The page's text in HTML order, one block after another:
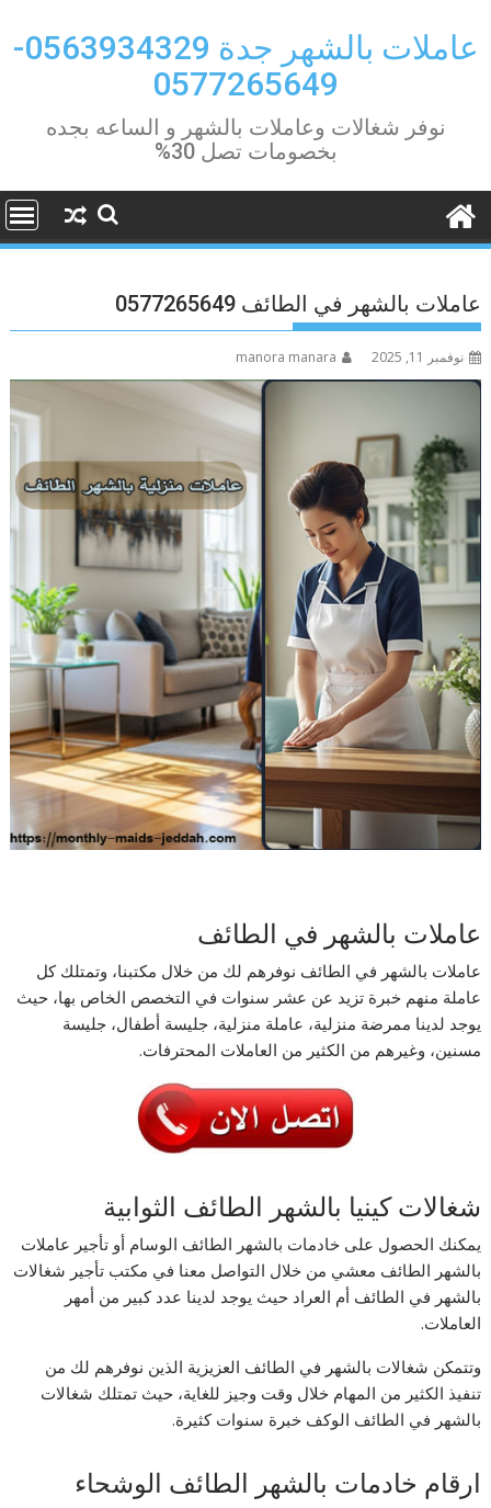
content
عاملات بالشهر جدة 0563934329-
0577265649
نوفر شغالات وعاملات بالشهر و الساعه بجده
بخصومات تصل 30%
عاملات بالشهر في الطائف 0577265649
نوفمبر 11, 2025 manora manara
عاملات بالشهر في الطائف
عاملات بالشهر في الطائف نوفرهم لك من خلال مكتبنا، وتمتلك كل
عاملة منهم خبرة تزيد عن عشر سنوات في التخصص الخاص بها، حيث
يوجد لدينا ممرضة منزلية، عاملة منزلية، جليسة أطفال، جليسة
مسنين، وغيرهم من الكثير من العاملات المحترفات.
شغالات كينيا بالشهر الطائف الثوابية
يمكنك الحصول على خادمات بالشهر الطائف الوسام أو تأجير عاملات
بالشهر الطائف معشي من خلال التواصل معنا في مكتب تأجير شغالات
بالشهر في الطائف أم العراد حيث يوجد لدينا عدد كبير من أمهر
العاملات.
وتتمكن شغالات بالشهر في الطائف العزيزية الذين نوفرهم لك من
تنفيذ الكثير من المهام خلال وقت وجيز للغاية، حيث تمتلك شغالات
بالشهر في الطائف الوكف خبرة سنوات كثيرة.
ارقام خادمات بالشهر الطائف الوشحاء